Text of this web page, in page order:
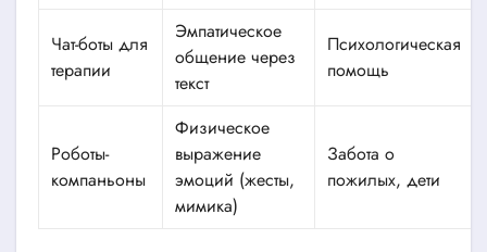
Чат-боты для
терапии
Эмпатическое
общение через
текст
Психологическая
помощь
Роботы-
компаньоны
Физическое
выражение
эмоций (жесты,
мимика)
Забота о
пожилых, дети